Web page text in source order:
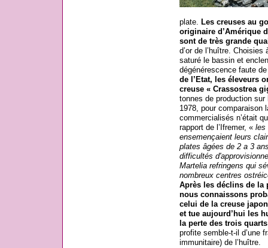
plate. Les creuses au
originaire d’Amérique
sont de très grande
d’or de l’huître.
saturé le bassin et
dégénérescence faute
de l’Etat, les éleveurs
creuse « Crassostrea
tonnes de production sur
1978, pour comparaison
commercialisés n’était
rapport de l’Ifremer, « les
ensemençaient leurs
plates âgées de 2 a 3
difficultés
Martelia refringens qui
nombreux centres
Après les déclins de la
nous connaissons
celui de la creuse
et tue aujourd’hui les
la perte des trois
profite semble-t-il d’une
immunitaire) de l’huître.